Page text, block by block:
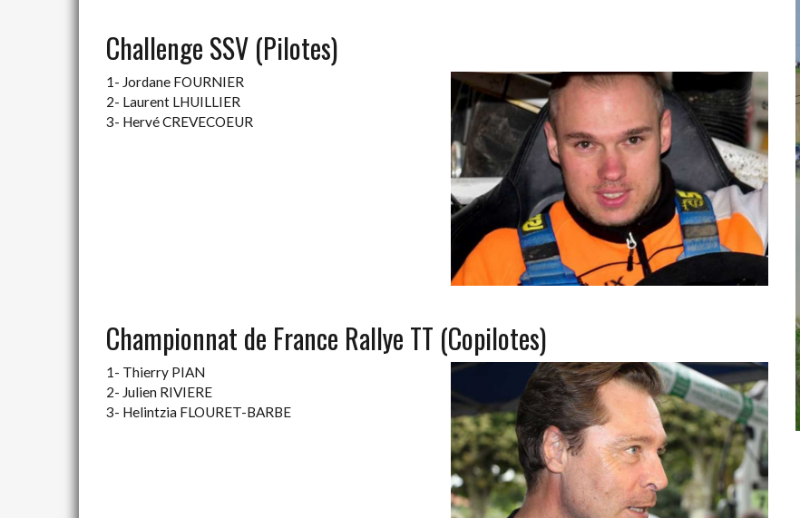
Challenge SSV (Pilotes)
1- Jordane FOURNIER
2- Laurent LHUILLIER
3- Hervé CREVECOEUR
Championnat de France Rallye TT (Copilotes)
1- Thierry PIAN
2- Julien RIVIERE
3- Helintzia FLOURET-BARBE